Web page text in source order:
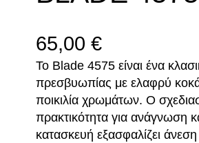
65,00 €
Το Blade 4575 είναι ένα
πρεσβυωπίας με ελαφρύ
ποικιλία χρωμάτων. Ο
πρακτικότητα για ανάγνωση
κατασκευή εξασφαλίζει